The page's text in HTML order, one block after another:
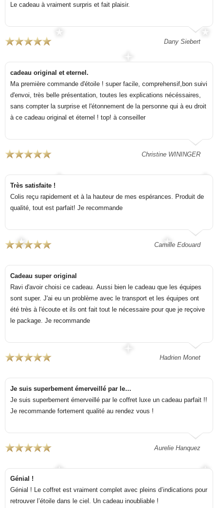
Le cadeau à vraiment surpris et fait plaisir.
Dany Siebert
cadeau original et eternel.
Ma première commande d'étoile ! super facile, comprehensif,bon suivi
d'envoi, très belle présentation, toutes les explications nécéssaires,
sans compter la surprise et l'étonnement de la personne qui à eu droit
à ce cadeau original et éternel ! top! à conseiller
Christine WININGER
Très satisfaite !
Colis reçu rapidement et à la hauteur de mes espérances. Produit de
qualité, tout est parfait! Je recommande
Camille Edouard
Cadeau super original
Ravi d'avoir choisi ce cadeau. Aussi bien le cadeau que les équipes
sont super. J'ai eu un problème avec le transport et les équipes ont
été très à l'écoute et ils ont fait tout le nécessaire pour que je reçoive
le package. Je recommande
Hadrien Monet
Je suis superbement émerveillé par le…
Je suis superbement émerveillé par le coffret luxe un cadeau parfait !!
Je recommande fortement qualité au rendez vous !
Aurelie Hanquez
Génial !
Génial ! Le coffret est vraiment complet avec pleins d’indications pour
retrouver l’étoile dans le ciel. Un cadeau inoubliable !